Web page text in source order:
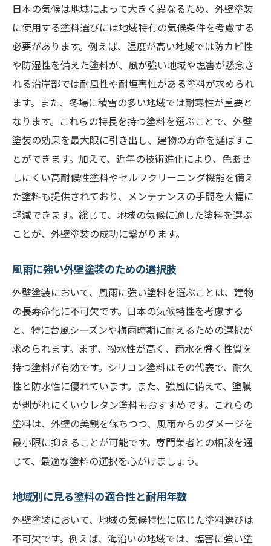
日本の気候は地域によって大きく異なるため、外壁塗装
に使用する塗料選びには地域特有の気候条件を考慮する
必要があります。例えば、湿度が高い地域では防カビ性
や防湿性を備えた塗料が、風が強い地域や塩害が懸念さ
れる沿岸部では耐風性や耐塩害性がある塗料が求められ
ます。また、冬場に積雪の多い地域では耐寒性が重要と
なります。これらの特長を持つ塗料を選ぶことで、外壁
塗装の効果を最大限に引き出し、建物の寿命を延ばすこ
とができます。加えて、近年の技術進化により、色あせ
しにくい高耐候性塗料やセルフクリーニング機能を備え
た塗料も提供されており、メンテナンスの手間を大幅に
軽減できます。総じて、地域の気候に適した塗料を選ぶ
ことが、外壁塗装の成功に繋がります。
風雨に強い外壁塗装のための選択肢
外壁塗装において、風雨に強い塗料を選ぶことは、建物
の長寿命化に不可欠です。日本の気候特性を考慮する
と、特に台風シーズンや梅雨時期に耐えるための選択が
求められます。まず、撥水性が高く、雨水を弾く性質を
持つ塗料が有効です。シリコン塗料はその代表で、耐久
性と防水性に優れています。また、強風に備えて、塗膜
が剥がれにくいウレタン塗料もおすすめです。これらの
塗料は、外壁の美観を保ちつつ、風雨からのダメージを
最小限に抑えることが可能です。専門業者との相談を通
じて、最適な塗料の選択を心がけましょう。
地域別に見る塗料の適合性と耐用年数
外壁塗装において、地域の気候特性に応じた塗料選びは
不可欠です。例えば、海沿いの地域では、塩害に強い塗